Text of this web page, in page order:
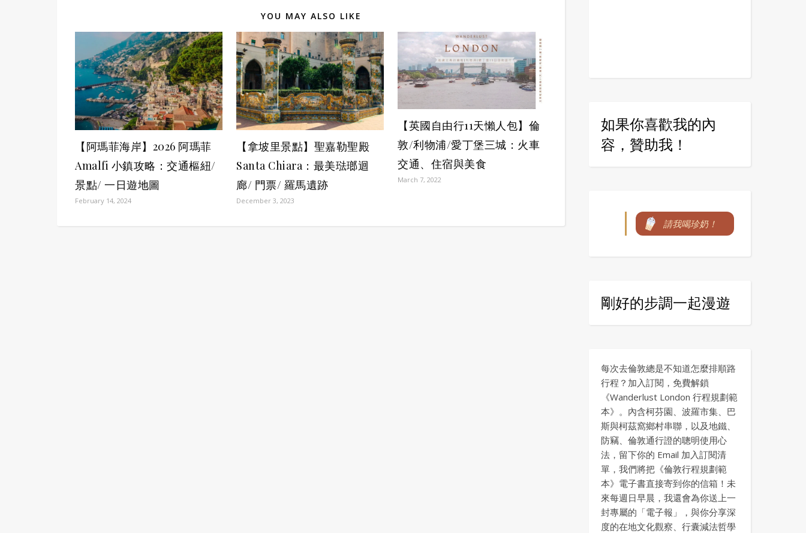
YOU MAY ALSO LIKE
【阿瑪菲海岸】2026 阿瑪菲
Amalfi 小鎮攻略：交通樞紐/
景點/ 一日遊地圖
February 14, 2024
【拿坡里景點】聖嘉勒聖殿
Santa Chiara：最美琺瑯迴
廊/ 門票/ 羅馬遺跡
December 3, 2023
【英國自由行11天懶人包】倫
敦/利物浦/愛丁堡三城：火車
交通、住宿與美食
March 7, 2022
如果你喜歡我的內
容，贊助我！
請我喝珍奶！
剛好的步調一起漫遊
每次去倫敦總是不知道怎麼排順路
行程？加入訂閱，免費解鎖
《Wanderlust London 行程規劃範
本》。內含柯芬園、波羅市集、巴
斯與柯茲窩鄉村串聯，以及地鐵、
防竊、倫敦通行證的聰明使用心
法，留下你的 Email 加入訂閱清
單，我們將把《倫敦行程規劃範
本》電子書直接寄到你的信箱！未
來每週日早晨，我還會為你送上一
封專屬的「電子報」，與你分享深
度的在地文化觀察、行囊減法哲學